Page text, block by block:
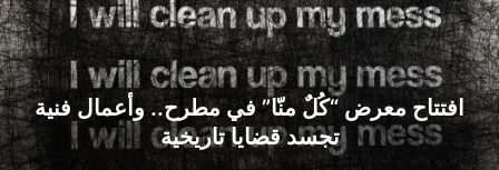
افتتاح معرض “كُلٌ منّا” في مطرح.. وأعمال فنية
تجسد قضايا تاريخية